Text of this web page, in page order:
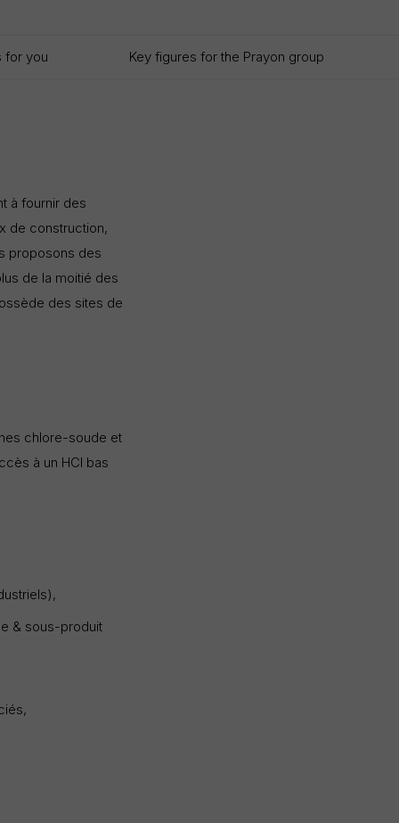
for you Key figures for the Prayon group
à fournir des
de construction,
proposons des
de la moitié des
des sites de
chlore-soude et
à un HCl bas
& sous-produit